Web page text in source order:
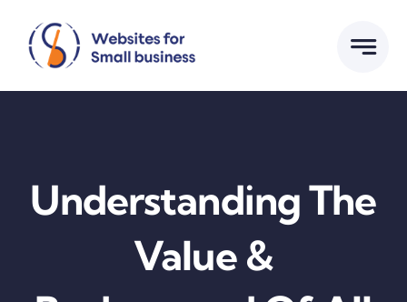
content
Understanding The
Value &